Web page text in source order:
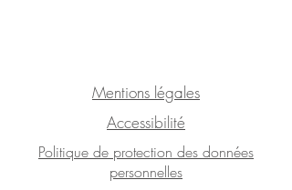
Mentions légales
Accessibilité
Politique de protection des données
personnelles